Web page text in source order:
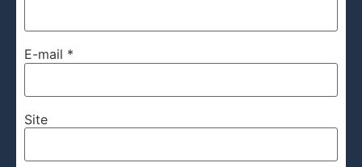
E-mail *
Site